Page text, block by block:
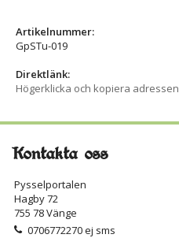
Artikelnummer:
GpSTu-019
Direktlänk:
Högerklicka och kopiera adressen
Kontakta oss
Pysselportalen
Hagby 72
755 78 Vänge
0706772270 ej sms